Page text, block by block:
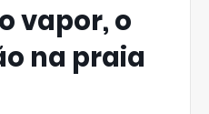
vapor, o
na praia